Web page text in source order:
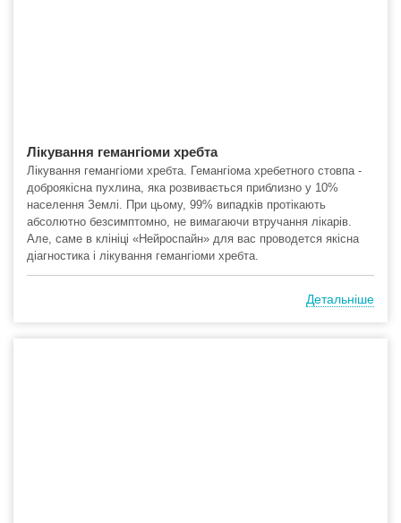
Лікування гемангіоми хребта
Лікування гемангіоми хребта. Гемангіома хребетного стовпа -
доброякісна пухлина, яка розвивається приблизно у 10%
населення Землі. При цьому, 99% випадків протікають
абсолютно безсимптомно, не вимагаючи втручання лікарів.
Але, саме в клініці «Нейроспайн» для вас проводется якісна
діагностика і лікування гемангіоми хребта.
Детальніше